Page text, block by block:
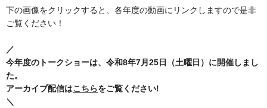
下の画像をクリックすると、各年度の動画にリンクしますので是非
ご覧ください！
／
今年度のトークショーは、令和8年7月25日（土曜日）に開催しまし
た。
アーカイブ配信はこちらをご覧ください!
＼